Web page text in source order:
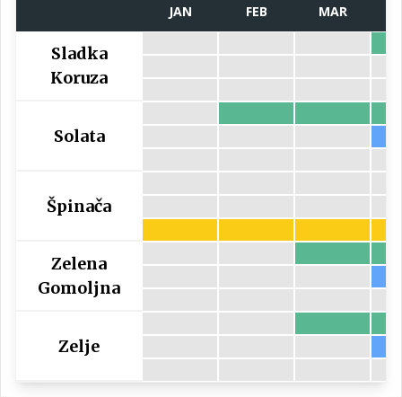
Sladka
Koruza
Solata
Špinača
Zelena
Gomoljna
Zelje
JAN FEB MAR